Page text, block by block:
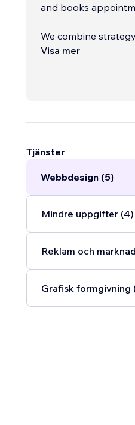
and books
We combine
service businesses,
Visa mer
Tjänster
Webbdesign (5)
Mindre uppgifter (4)
Reklam och
Grafisk formgivning